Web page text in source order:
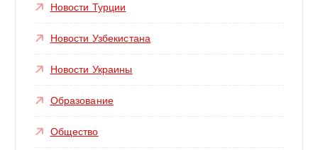
Новости Турции
Новости Узбекистана
Новости Украины
Образование
Общество